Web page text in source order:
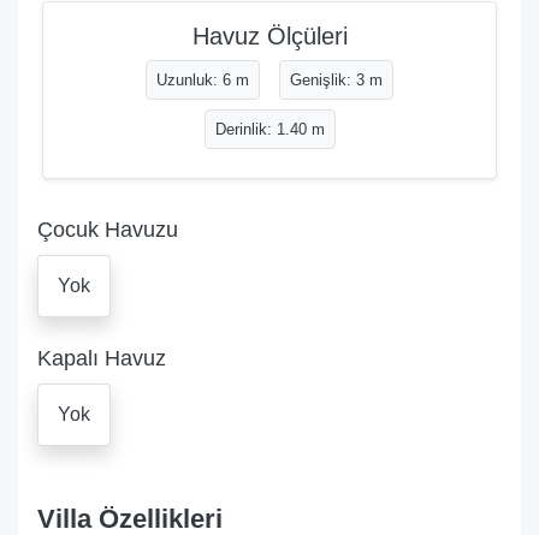
Havuz Ölçüleri
Uzunluk: 6 m Genişlik: 3 m
Derinlik: 1.40 m
Çocuk Havuzu
Yok
Kapalı Havuz
Yok
Villa Özellikleri